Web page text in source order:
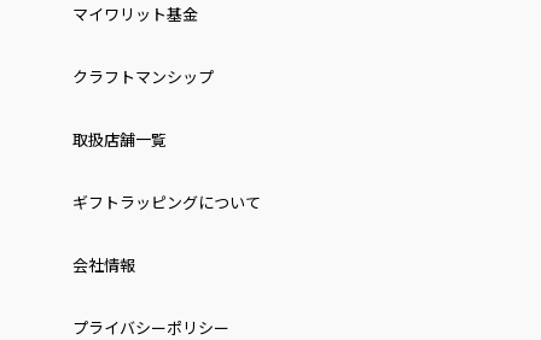
マイワリット基金
クラフトマンシップ
取扱店舗一覧
ギフトラッピングについて
会社情報
プライバシーポリシー